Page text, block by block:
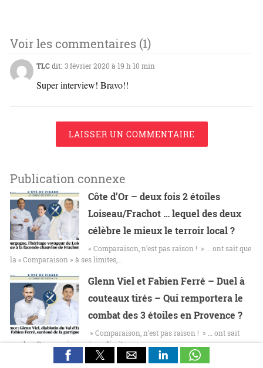
Voir les commentaires (1)
TLCdit: 3 février 2020 à 19 h 10 min
Super interview! Bravo!!
LAISSER UN COMMENTAIRE
Publication connexe
Côte d’Or – deux fois 2 étoiles
Loiseau/Frachot … lequel des deux
célèbre le mieux le terroir local ?
» Comparaison, n’est pas raison ! » … ont sait que
la « Comparaison » à ses limites,…
Glenn Viel et Fabien Ferré – Duel à
couteaux tirés – Qui remportera le
combat des 3 étoiles en Provence ?
» Comparaison, n’est pas raison ! » … ont sait
que la « Comparaison » à ses limites,…
La Maison Bocuse et La Mère